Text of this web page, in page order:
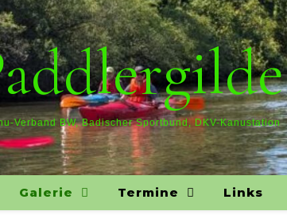
Verband BW, Badischer Sportbund, DKV-Kanustation
Galerie Termine Links